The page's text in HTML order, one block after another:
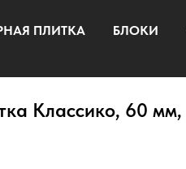
ПЛИТКА БЛОКИ
Классико, 60